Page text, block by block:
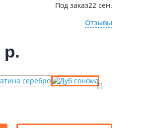
Под заказ22 сен.
Отзывы
р.